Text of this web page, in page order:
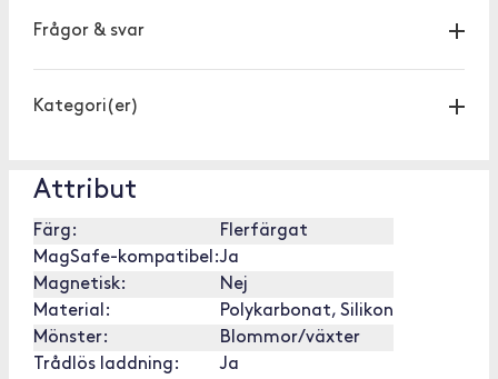
Frågor & svar
Kategori(er)
Attribut
Färg:
Flerfärgat
MagSafe-kompatibel:Ja
Magnetisk:
Nej
Material:
Polykarbonat, Silikon
Mönster:
Blommor/växter
Trådlös laddning:
Ja